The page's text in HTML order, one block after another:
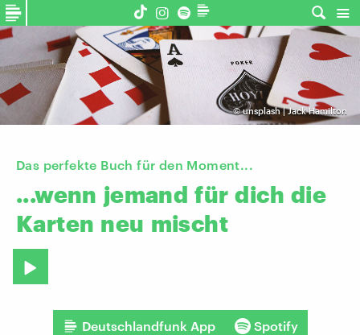
©unsplash | Jack Hamilton
Das perfekte Buch für den Moment...
...wenn jemand für dich die
Karten neu mischt
Deutschlandfunk App Spotify